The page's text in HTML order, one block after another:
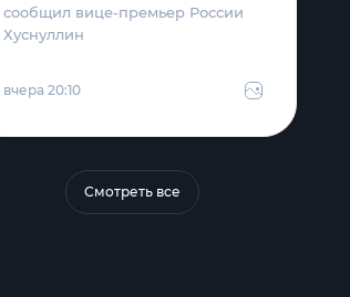
сообщил вице-премьер России
Хуснуллин
вчера 20:10
Смотреть все